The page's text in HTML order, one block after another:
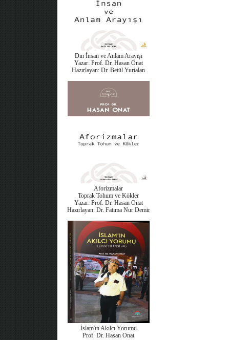
Din İnsan ve Anlam Arayışı
Yazar: Prof. Dr. Hasan Onat
Hazırlayan: Dr. Betül Yurtalan
Aforizmalar
Toprak Tohum ve Kökler
Yazar: Prof. Dr. Hasan Onat
Hazırlayan: Dr. Fatıma Nur Demir
İslam'ın Akılcı Yorumu
Prof. Dr. Hasan Onat